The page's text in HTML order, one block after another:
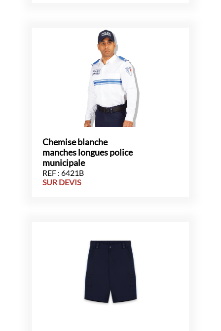
Chemise blanche
manches longues police
municipale
REF : 6421B
SUR DEVIS